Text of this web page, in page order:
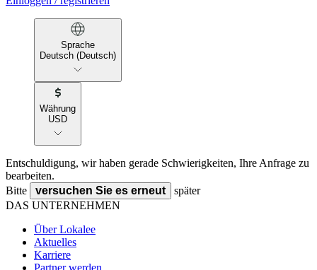
Sprache
Deutsch (Deutsch)
Währung
USD
Entschuldigung, wir haben gerade Schwierigkeiten, Ihre Anfrage zu
bearbeiten.
Bitte
versuchen Sie es erneut
später
DAS UNTERNEHMEN
Über Lokalee
Aktuelles
Karriere
Partner werden